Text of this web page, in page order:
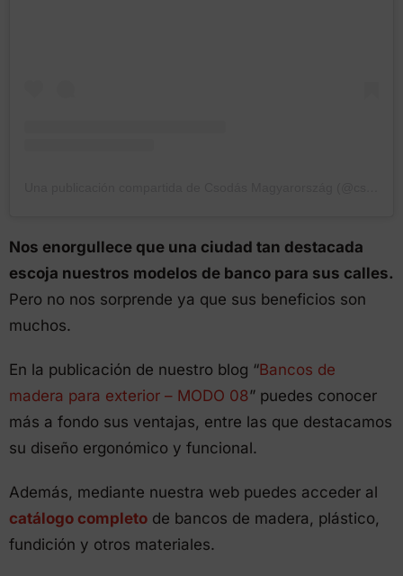
Nos enorgullece que una ciudad tan destacada
escoja nuestros modelos de banco para sus calles.
Pero no nos sorprende ya que sus beneficios son
muchos.
En la publicación de nuestro blog “Bancos de
madera para exterior – MODO 08” puedes conocer
más a fondo sus ventajas, entre las que destacamos
su diseño ergonómico y funcional.
Además, mediante nuestra web puedes acceder al
catálogo completode bancos de madera, plástico,
fundición y otros materiales.